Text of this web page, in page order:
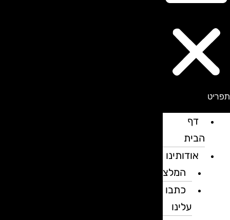
דף
הבית
אודותינו
המלצות
כתבו
עלינו